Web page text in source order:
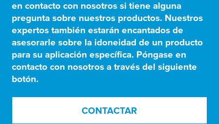
en contacto con nosotros si tiene alguna
pregunta sobre nuestros productos. Nuestros
expertos también estarán encantados de
asesorarle sobre la idoneidad de un producto
para su aplicación específica. Póngase en
contacto con nosotros a través del siguiente
botón.
CONTACTAR